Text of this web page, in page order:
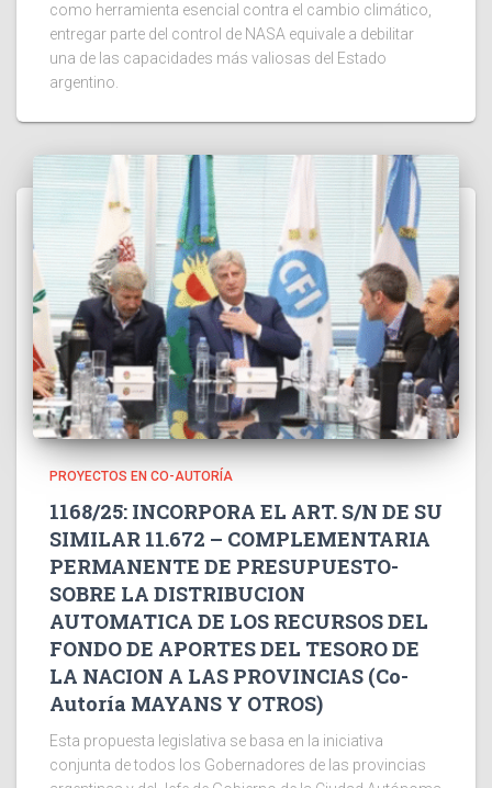
como herramienta esencial contra el cambio climático,
entregar parte del control de NASA equivale a debilitar
una de las capacidades más valiosas del Estado
argentino.
PROYECTOS EN CO-AUTORÍA
1168/25: INCORPORA EL ART. S/N DE SU
SIMILAR 11.672 – COMPLEMENTARIA
PERMANENTE DE PRESUPUESTO-
SOBRE LA DISTRIBUCION
AUTOMATICA DE LOS RECURSOS DEL
FONDO DE APORTES DEL TESORO DE
LA NACION A LAS PROVINCIAS (Co-
Autoría MAYANS Y OTROS)
Esta propuesta legislativa se basa en la iniciativa
conjunta de todos los Gobernadores de las provincias